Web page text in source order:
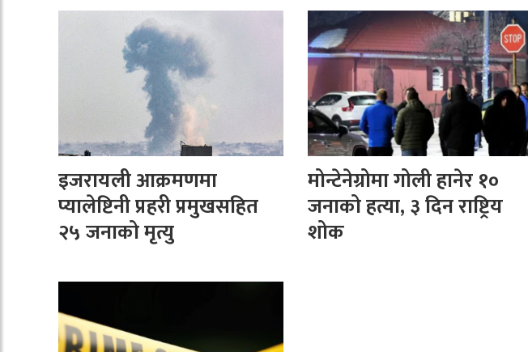
इजरायली आक्रमणमा
प्यालेष्टिनी प्रहरी प्रमुखसहित
२५ जनाको मृत्यु
मोन्टेनेग्रोमा गोली हानेर १०
जनाको हत्या, ३ दिन राष्ट्रिय
शोक